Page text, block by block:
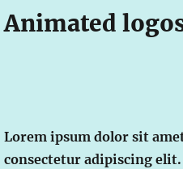
Animated
Lorem ipsum dolor sit
consectetur adipiscing